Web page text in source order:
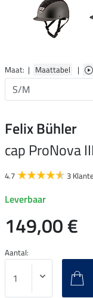
Maat: | Maattabel |
Felix Bühler
cap ProNova
4.7 3
Leverbaar
149,00 €
Aantal: